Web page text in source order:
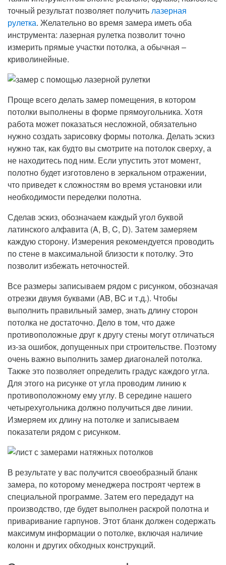
точный результат позволяет получитьлазерная
рулетка. Желательно во время замера иметь оба
инструмента: лазерная рулетка позволит точно
измерить прямые участки потолка, а обычная –
криволинейные.
Проще всего делать замер помещения, в котором
потолки выполнены в форме прямоугольника. Хотя
работа может показаться несложной, обязательно
нужно создать зарисовку формы потолка. Делать эскиз
нужно так, как будто вы смотрите на потолок сверху, а
не находитесь под ним. Если упустить этот момент,
полотно будет изготовлено в зеркальном отражении,
что приведет к сложностям во время установки или
необходимости переделки полотна.
Сделав эскиз, обозначаем каждый угол буквой
латинского алфавита (A, B, C, D). Затем замеряем
каждую сторону. Измерения рекомендуется проводить
по стене в максимальной близости к потолку. Это
позволит избежать неточностей.
Все размеры записываем рядом с рисунком, обозначая
отрезки двумя буквами (AB, BC и т.д.). Чтобы
выполнить правильный замер, знать длину сторон
потолка не достаточно. Дело в том, что даже
противоположные друг к другу стены могут отличаться
из-за ошибок, допущенных при строительстве. Поэтому
очень важно выполнить замер диагоналей потолка.
Также это позволяет определить градус каждого угла.
Для этого на рисунке от угла проводим линию к
противоположному ему углу. В середине нашего
четырехугольника должно получиться две линии.
Измеряем их длину на потолке и записываем
показатели рядом с рисунком.
В результате у вас получится своеобразный бланк
замера, по которому менеджера построят чертеж в
специальной программе. Затем его передадут на
производство, где будет выполнен раскрой полотна и
приваривание гарпунов. Этот бланк должен содержать
максимум информации о потолке, включая наличие
колонн и других обходных конструкций.